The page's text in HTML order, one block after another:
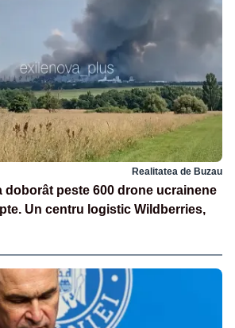
Realitatea de Buzau
doborât peste 600 drone ucrainene
Un centru logistic Wildberries,